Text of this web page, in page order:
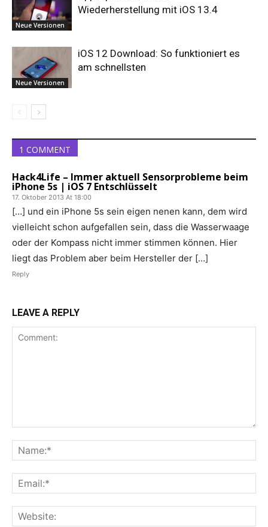
Neue Versionen
Wiederherstellung mit iOS 13.4
Neue Versionen
iOS 12 Download: So funktioniert es
am schnellsten
1 COMMENT
Hack4Life – Immer aktuell Sensorprobleme beim
iPhone 5s | iOS 7 Entschlüsselt
17. Oktober 2013 At 18:00
[…] und ein iPhone 5s sein eigen nenen kann, dem wird
vielleicht schon aufgefallen sein, dass die Wasserwaage
oder der Kompass nicht immer stimmen können. Hier
liegt das Problem aber beim Hersteller der […]
Reply
LEAVE A REPLY